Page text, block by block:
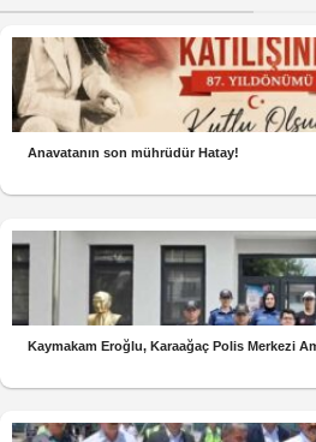
Anavatanın son mührüdür Hatay!
Kaymakam Eroğlu, Karaağaç Polis Merkezi